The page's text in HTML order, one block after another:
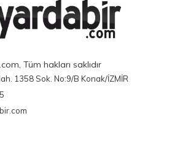
Tüm hakları saklıdır
1358 Sok. No:9/B Konak/İZMİR